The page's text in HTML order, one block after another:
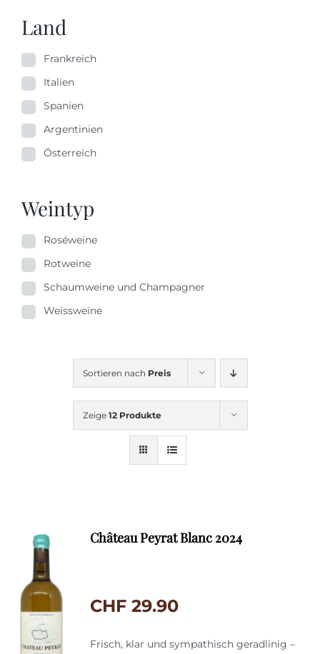
Sortieren nach Preis
Zeige 12 Produkte
Château Peyrat Blanc 2024
CHF 29.90
Frisch, klar und sympathisch geradlinig –
Land
Frankreich
Italien
Spanien
Argentinien
Österreich
Weintyp
Roséweine
Rotweine
Schaumweine und Champagner
Weissweine